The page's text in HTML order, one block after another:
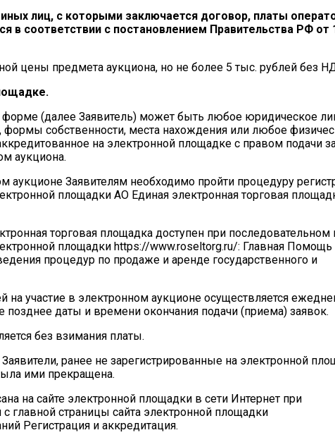
лиц, с которыми заключается договор, платы
в соответствии с постановлением Правительства РФ от
цены предмета аукциона, но не более 5 тыс. рублей без
форме (далее Заявитель) может быть любое юридическое
собственности, места нахождения или любое
на электронной площадке с правом подачи
аукциона.
аукционе Заявителям необходимо пройти процедуру
площадки АО Единая электронная торговая
торговая площадка доступен при последовательном
площадки https://www.roseltorg.ru/: Главная Помощь
процедур по продаже и аренде государственного и
на участие в электронном аукционе осуществляется
позднее даты и времени окончания подачи (приема) заявок.
без взимания платы.
ранее не зарегистрированные на электронной
ими прекращена.
на сайте электронной площадки в сети Интернет при
главной страницы сайта электронной площадки
Регистрация и аккредитация.